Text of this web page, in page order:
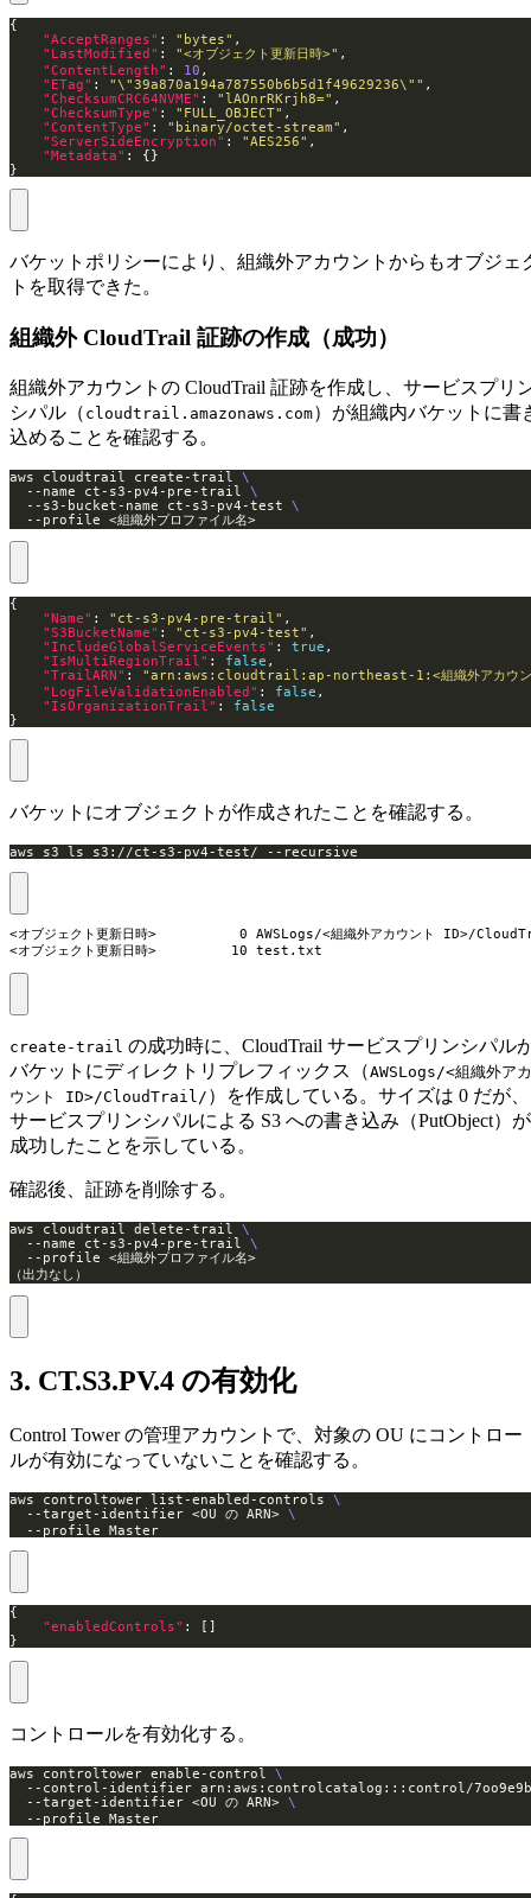
"AcceptRanges" : "bytes"
"LastModified" : "<オブジェクト更新日時>"
"ContentLength" : 10
"ETag" : "\"39a870a194a787550b6b5d1f49629236\""
"ChecksumCRC64NVME" : "lAOnrRKrjh8="
"ChecksumType" : "FULL_OBJECT"
"ContentType" : "binary/octet-stream"
"ServerSideEncryption" : "AES256"
"Metadata"
}
バケットポリシーにより、組織外アカウントからもオブジェ
トを取得できた。
組織外 CloudTrail 証跡の作成（成功）
組織外アカウントの CloudTrail 証跡を作成し、サービスプリ
シパル（ cloudtrail.amazonaws.com）が組織内バケットに書
込めることを確認する。
aws cloudtrail create-trail
  --name ct-s3-pv4-pre-trail
  --s3-bucket-name ct-s3-pv4-test
  --profile <組織外プロファイル名>
"Name" : "ct-s3-pv4-pre-trail"
"S3BucketName" : "ct-s3-pv4-test"
"IncludeGlobalServiceEvents" : true
"IsMultiRegionTrail" : false
"TrailARN" : "arn:aws:cloudtrail:ap-northeast-1:<組織外ア
"LogFileValidationEnabled" : false
"IsOrganizationTrail" : false
}
バケットにオブジェクトが作成されたことを確認する。
aws s3 ls s3://ct-s3-pv4-test/ --recursive
<オブジェクト更新日時>          0 AWSLogs/<組織外アカウント ID>/
<オブジェクト更新日時>         10 test.txt
create-trail の成功時に、CloudTrail サービスプリンシパル
バケットにディレクトリプレフィックス（AWSLogs/<組織外アカ
ウント ID>/CloudTrail/ ）を作成している。サイズは 0 だが、
サービスプリンシパルによる S3 への書き込み（PutObject）が
成功したことを示している。
確認後、証跡を削除する。
aws cloudtrail delete-trail
  --name ct-s3-pv4-pre-trail
（出力なし）
3. CT.S3.PV.4 の有効化
Control Tower の管理アカウントで、対象の OU にコントロー
ルが有効になっていないことを確認する。
aws controltower list-enabled-controls
  --target-identifier <OU の ARN>
  --profile Master
"enabledControls"
}
コントロールを有効化する。
aws controltower enable-control
--control-identifier arn:aws:controlcatalog:::control/
  --target-identifier <OU の ARN>
  --profile Master